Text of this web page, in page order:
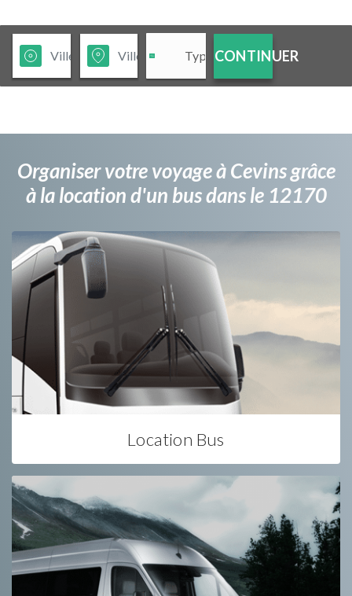
CONTINUER
Organiser votre voyage à Cevins grâce
à la location d'un bus dans le 12170
Location Bus